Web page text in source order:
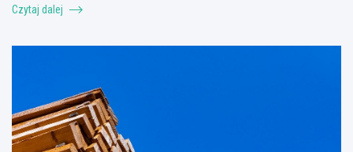
Czytaj dalej